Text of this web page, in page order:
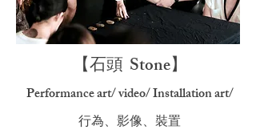
【石頭 Stone】
Performance art/ video/ Installation art/
行為、影像、裝置